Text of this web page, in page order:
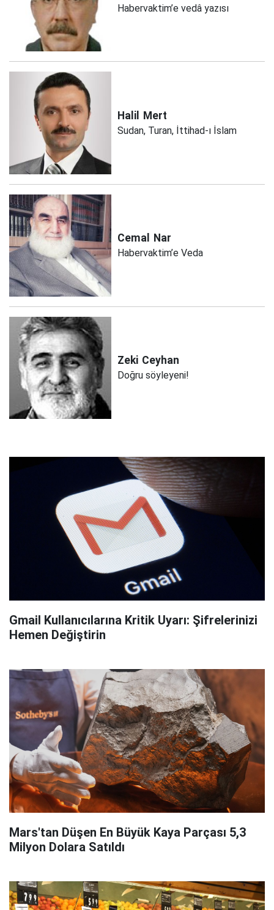
Habervaktim’e vedâ yazısı
Halil Mert
Sudan, Turan, İttihad-ı İslam
Cemal Nar
Habervaktim’e Veda
Zeki Ceyhan
Doğru söyleyeni!
Gmail Kullanıcılarına Kritik Uyarı: Şifrelerinizi
Hemen Değiştirin
Mars'tan Düşen En Büyük Kaya Parçası 5,3
Milyon Dolara Satıldı